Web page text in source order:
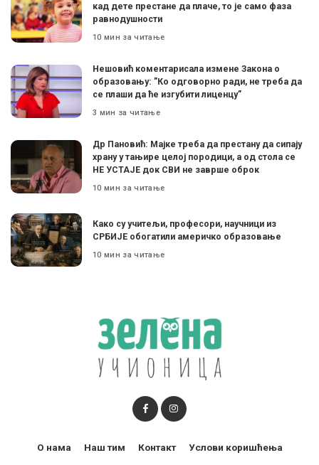
кад дете престане да плаче, то је само фаза
равнодушности
10 мин за читање
Нешовић коментарисала измене Закона о
образовању: ”Ко одговорно ради, не треба да
се плаши да ће изгубити лиценцу”
3 мин за читање
Др Пановић: Мајке треба да престану да сипају
храну у тањире целој породици, а од стола се
НЕ УСТАЈЕ док СВИ не заврше оброк
10 мин за читање
Како су учитељи, професори, научници из
СРБИЈЕ обогатили америчко образовање
10 мин за читање
О нама Наш тим Контакт Услови коришћења